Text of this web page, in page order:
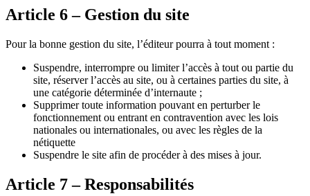
Article 6 – Gestion du site
Pour la bonne gestion du site, l’éditeur pourra à tout moment :
Suspendre, interrompre ou limiter l’accès à tout ou partie du
site, réserver l’accès au site, ou à certaines parties du site, à
une catégorie déterminée d’internaute ;
Supprimer toute information pouvant en perturber le
fonctionnement ou entrant en contravention avec les lois
nationales ou internationales, ou avec les règles de la
nétiquette
Suspendre le site afin de procéder à des mises à jour.
Article 7 – Responsabilités